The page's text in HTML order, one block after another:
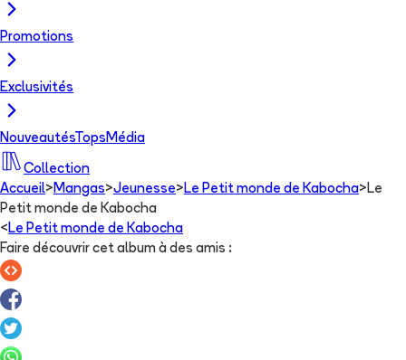
Promotions
Exclusivités
NouveautésTops Média
Collection
Accueil> Mangas>Jeunesse> Le Petit monde de Kabocha> Le
Petit monde de Kabocha
< Le Petit monde de Kabocha
Faire découvrir cet album à des amis :